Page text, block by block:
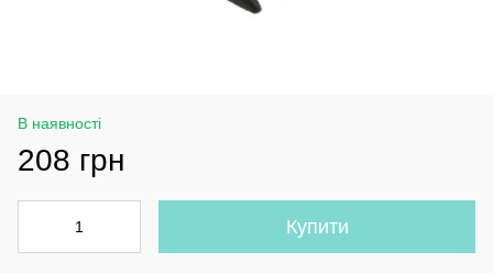
В наявності
208 грн
Купити